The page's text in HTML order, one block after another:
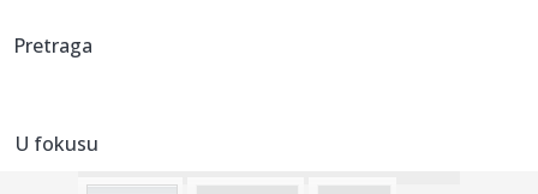
Enem srušili Nov...
21:58:
Pretraga
U fokusu